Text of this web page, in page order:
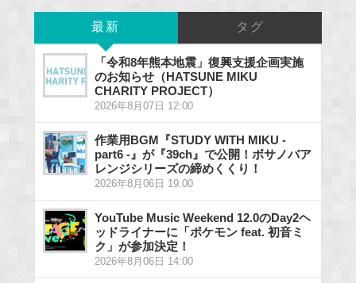
最新 タグ
「令和8年熊本地震」復興支援企画実施
のお知らせ（HATSUNE MIKU
CHARITY PROJECT）
2026年8月07日 12:00
作業用BGM『STUDY WITH MIKU -
part6 -』が『39ch』で公開！ボサノバア
レンジシリーズの締めくくり！
2026年8月06日 19:00
YouTube Music Weekend 12.0のDay2ヘ
ッドライナーに「ポケモン feat. 初音ミ
ク」が参加決定！
2026年8月06日 14:00